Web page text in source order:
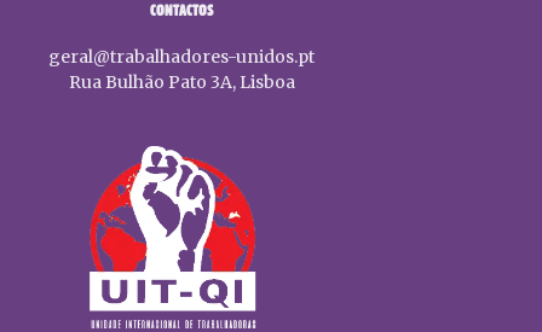
CONTACTOS
geral@trabalhadores-unidos.pt
Rua Bulhão Pato 3A, Lisboa